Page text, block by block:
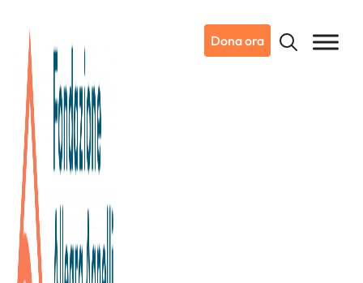
Dona ora
23/02/2025
Dicono di noi
Azzurre dello sci firmano il Toh
per la ricerca sul cancro